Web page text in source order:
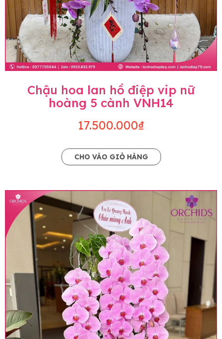
Chậu hoa lan hồ điệp vip nữ
hoàng 5 cành VNH14
17.500.000₫
CHO VÀO GIỎ HÀNG